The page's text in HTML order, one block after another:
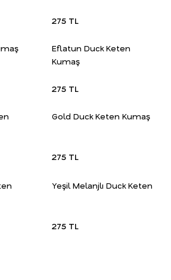
275 TL
Eflatun Duck Keten
Kumaş
275 TL
Gold Duck Keten Kumaş
275 TL
Yeşil Melanjlı Duck Keten
275 TL